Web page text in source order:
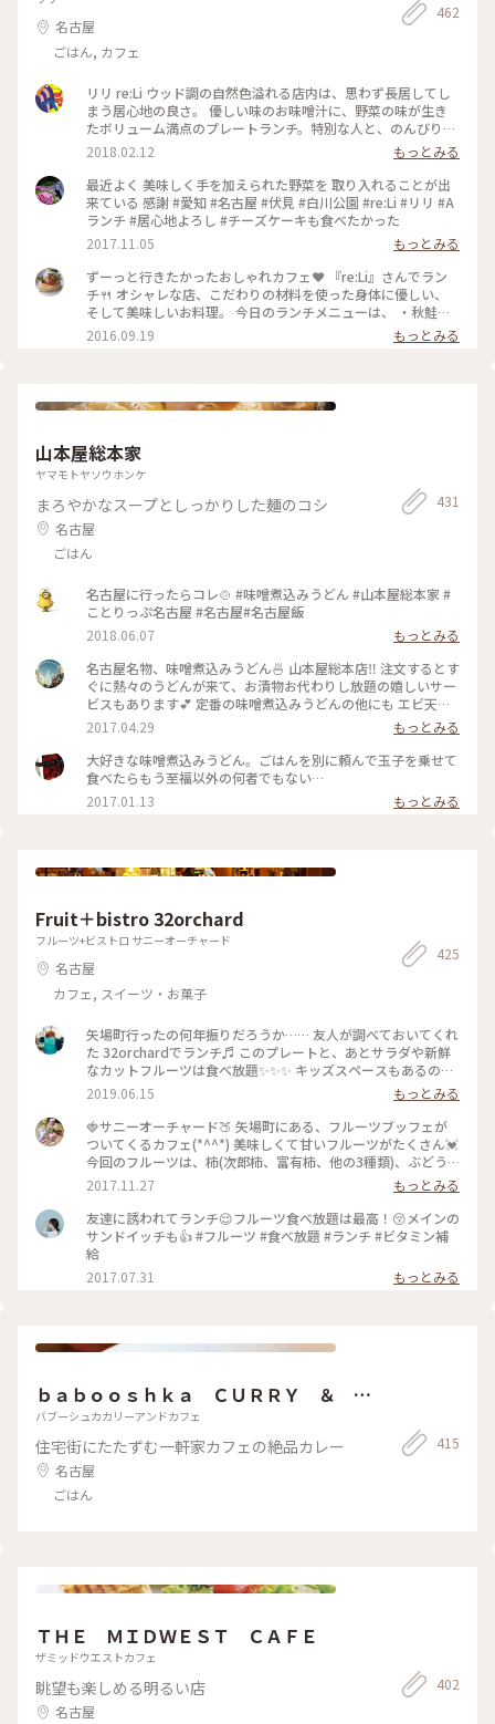
名古屋
ごはん, カフェ
462
リリ re:Li ウッド調の自然色溢れる店内は、思わず長居してし
まう居心地の良さ。 優しい味のお味噌汁に、野菜の味が生き
たボリューム満点のプレートランチ。特別な人と、のんびり憩
いの時間を過ごしてみては？ #ヘルシー#ご飯#プレートランチ
#隠れ家的レストラン#カフェ#大須
2018.02.12
もっとみる
最近よく 美味しく手を加えられた野菜を 取り入れることが出
来ている 感謝 #愛知 #名古屋 #伏見 #白川公園 #re:Li #リリ #A
ランチ #居心地よろし #チーズケーキも食べたかった
2017.11.05
もっとみる
ずーっと行きたかったおしゃれカフェ❤️ 『re:Li』さんでラン
チ🍴 オシャレな店、こだわりの材料を使った身体に優しい、
そして美味しいお料理。 今日のランチメニューは、 ・秋鮭と
農園の野菜のフリットエスニックソース ・紫キャベツのクミ
ンソース ・大葉のポテトサラダ ・蒸し豆腐、ゆで鶏と韓国ダ
日は予約をした方がいいようです😊 #わたしの街 #名古屋 #ラ
2016.09.19 もっとみる
山本屋総本家
ヤマモトヤソウホンケ
まろやかなスープとしっかりした麺のコシ
名古屋
ごはん
431
名古屋に行ったらコレ🍲 #味噌煮込みうどん #山本屋総本家 #
ことりっぷ名古屋 #名古屋#名古屋飯
2018.06.07
もっとみる
名古屋名物、味噌煮込みうどん🍜 山本屋総本店‼️ 注文するとす
ぐに熱々のうどんが来て、お漬物お代わりし放題の嬉しいサー
ビスもあります💕 定番の味噌煮込みうどんの他にも エビ天が
乗ってるものや、 もつ煮込みが入ってるものも😋😋 名古屋に
来られる機会があれば ぜひ行ってもらいたいお店の一つです
★ #名古屋 #名古屋名物 #味噌煮込みうどん #山本屋総本店 #か
おる
2017.04.29
もっとみる
大好きな味噌煮込みうどん。ごはんを別に頼んで玉子を乗せて
食べたらもう至福以外の何者でもない…
2017.01.13
もっとみる
Fruit＋bistro 32orchard
フルーツ+ビストロ サニーオーチャード
名古屋
カフェ, スイーツ・お菓子
425
矢場町行ったの何年振りだろうか…… 友人が調べておいてくれ
た 32orchardでランチ♬ このプレートと、あとサラダや新鮮
なカットフルーツは食べ放題✨✨✨ キッズスペースもあるの
で、子連れで訪れた今回はとてもいいお店でした♬
2019.06.15
もっとみる
🍓サニーオーチャード🍑 矢場町にある、フルーツブッフェが
ついてくるカフェ(*^^*) 美味しくて甘いフルーツがたくさん💓
今回のフルーツは、柿(次郎柿、富有柿、他の3種類)、ぶどう
(巨峰、マスカット、ぶどう)、梨、みかん、ラ・フランス、り
んご、いちご、オレンジ、などがありました😙🍎🍊 いちごは
時期が早かったみたいで、甘さが足りなかったですが、ラ・フ
ランスとぶどうはとっても甘かったです💃 #サニーオーチャー
ド #栄 #矢場町 #フルーツ #ブッフェ #わたしの街 #カフェ #オ
2017.11.27
もっとみる
友達に誘われてランチ😌フルーツ食べ放題は最高！😚メインの
サンドイッチも👍 #フルーツ #食べ放題 #ランチ #ビタミン補
給
2017.07.31
もっとみる
ｂａｂｏｏｓｈｋａ ＣＵＲＲＹ ＆ Ｃ
ＡＦＥ
バブーシュカカリーアンドカフェ
住宅街にたたずむ一軒家カフェの絶品カレー
名古屋
ごはん
415
ＴＨＥ ＭＩＤＷＥＳＴ ＣＡＦＥ
ザミッドウエストカフェ
眺望も楽しめる明るい店
名古屋
402